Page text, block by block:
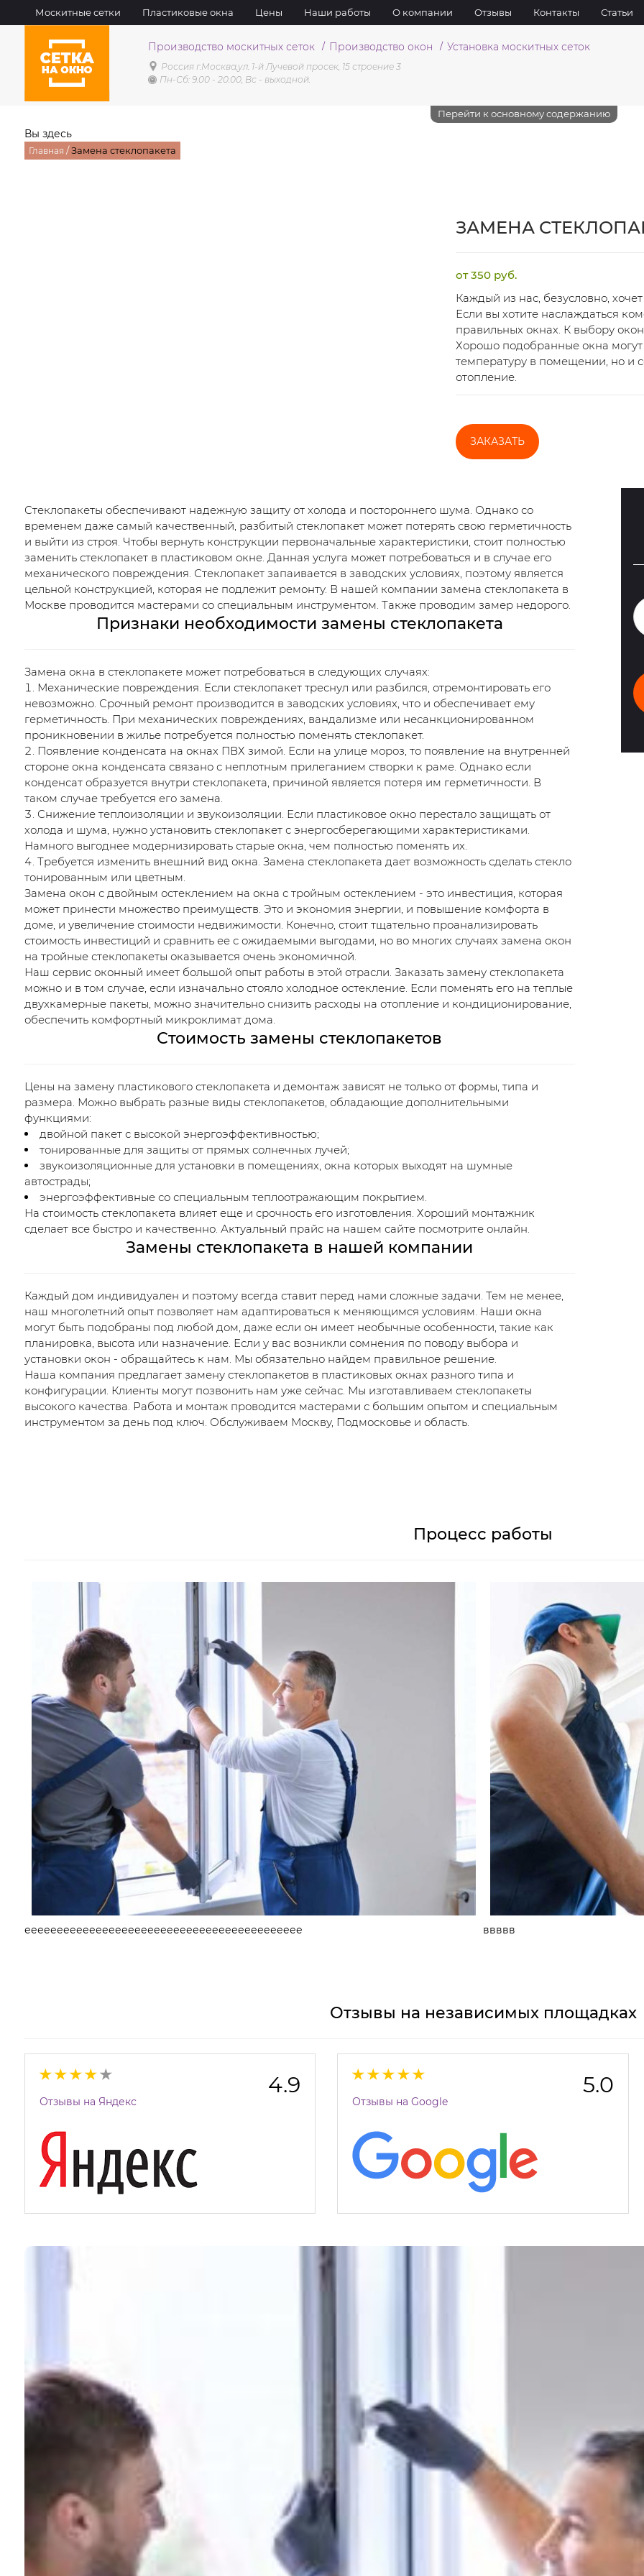
Перейти к основному содержанию
Москитные сетки Пластиковые окна Цены Наши работы О компании Отзывы Контакты Статьи
Производство москитных сеток Производство окон Установка москитных сеток
Россия г.Москва, ул. 1-й Лучевой просек, 15 строение 3
Пн-Сб: 9.00 - 20.00, Вс - выходной.
Вы здесь
Главная / Замена стеклопакета
ЗАМЕНА
от 350 руб.
Каждый из нас, безусловно,
Если вы хотите наслаждаться
правильных окнах. К выбору
Хорошо подобранные окна могут
температуру в помещении, но и
отопление.
ЗАКАЗАТЬ
Стеклопакеты обеспечивают надежную защиту от холода и постороннего шума. Однако со
временем даже самый качественный, разбитый стеклопакет может потерять свою герметичность
и выйти из строя. Чтобы вернуть конструкции первоначальные характеристики, стоит полностью
заменить стеклопакет в пластиковом окне. Данная услуга может потребоваться и в случае его
механического повреждения. Стеклопакет запаивается в заводских условиях, поэтому является
цельной конструкцией, которая не подлежит ремонту. В нашей компании замена стеклопакета в
Москве проводится мастерами со специальным инструментом. Также проводим замер недорого.
Признаки необходимости замены стеклопакета
Замена окна в стеклопакете может потребоваться в следующих случаях:
Механические повреждения. Если стеклопакет треснул или разбился, отремонтировать его
невозможно. Срочный ремонт производится в заводских условиях, что и обеспечивает ему
герметичность. При механических повреждениях, вандализме или несанкционированном
проникновении в жилье потребуется полностью поменять стеклопакет.
Появление конденсата на окнах ПВХ зимой. Если на улице мороз, то появление на внутренней
стороне окна конденсата связано с неплотным прилеганием створки к раме. Однако если
конденсат образуется внутри стеклопакета, причиной является потеря им герметичности. В
таком случае требуется его замена.
Снижение теплоизоляции и звукоизоляции. Если пластиковое окно перестало защищать от
холода и шума, нужно установить стеклопакет с энергосберегающими характеристиками.
Намного выгоднее модернизировать старые окна, чем полностью поменять их.
Требуется изменить внешний вид окна. Замена стеклопакета дает возможность сделать стекло
тонированным или цветным.
Замена окон с двойным остеклением на окна с тройным остеклением - это инвестиция, которая
может принести множество преимуществ. Это и экономия энергии, и повышение комфорта в
доме, и увеличение стоимости недвижимости. Конечно, стоит тщательно проанализировать
стоимость инвестиций и сравнить ее с ожидаемыми выгодами, но во многих случаях замена окон
на тройные стеклопакеты оказывается очень экономичной.
Наш сервис оконный имеет большой опыт работы в этой отрасли. Заказать замену стеклопакета
можно и в том случае, если изначально стояло холодное остекление. Если поменять его на теплые
двухкамерные пакеты, можно значительно снизить расходы на отопление и кондиционирование,
обеспечить комфортный микроклимат дома.
Стоимость замены стеклопакетов
Цены на замену пластикового стеклопакета и демонтаж зависят не только от формы, типа и
размера. Можно выбрать разные виды стеклопакетов, обладающие дополнительными
функциями:
двойной пакет с высокой энергоэффективностью;
тонированные для защиты от прямых солнечных лучей;
звукоизоляционные для установки в помещениях, окна которых выходят на шумные
автострады;
энергоэффективные со специальным теплоотражающим покрытием.
На стоимость стеклопакета влияет еще и срочность его изготовления. Хороший монтажник
сделает все быстро и качественно. Актуальный прайс на нашем сайте посмотрите онлайн.
Замены стеклопакета в нашей компании
Каждый дом индивидуален и поэтому всегда ставит перед нами сложные задачи. Тем не менее,
наш многолетний опыт позволяет нам адаптироваться к меняющимся условиям. Наши окна
могут быть подобраны под любой дом, даже если он имеет необычные особенности, такие как
планировка, высота или назначение. Если у вас возникли сомнения по поводу выбора и
установки окон - обращайтесь к нам. Мы обязательно найдем правильное решение.
Наша компания предлагает замену стеклопакетов в пластиковых окнах разного типа и
конфигурации. Клиенты могут позвонить нам уже сейчас. Мы изготавливаем стеклопакеты
высокого качества. Работа и монтаж проводится мастерами с большим опытом и специальным
инструментом за день под ключ. Обслуживаем Москву, Подмосковье и область.
Процесс работы
еееееееееееееееееееееееееееееееееееееееееее ввввв
Отзывы на независимых площадках
4.9
Отзывы на Яндекс
5.0
Отзывы на Google